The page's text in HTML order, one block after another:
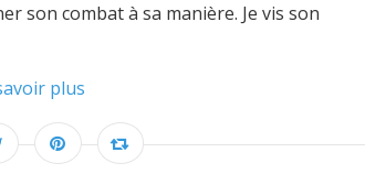
son combat à sa manière. Je vis son
plus